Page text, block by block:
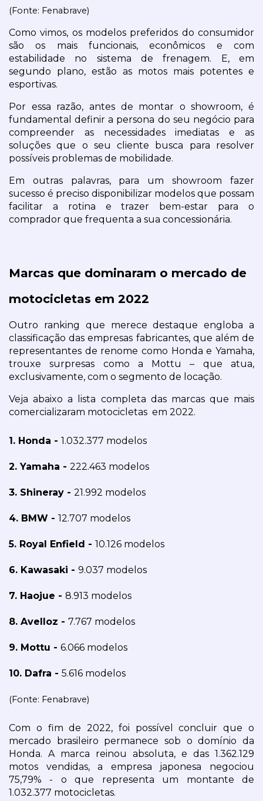
(Fonte: Fenabrave)
Como vimos, os modelos preferidos do consumidor
são os mais funcionais, econômicos e com
estabilidade no sistema de frenagem. E, em
segundo plano, estão as motos mais potentes e
esportivas.
Por essa razão, antes de montar o showroom, é
fundamental definir a persona do seu negócio para
compreender as necessidades imediatas e as
soluções que o seu cliente busca para resolver
possíveis problemas de mobilidade.
Em outras palavras, para um showroom fazer
sucesso é preciso disponibilizar modelos que possam
facilitar a rotina e trazer bem-estar para o
comprador que frequenta a sua concessionária.
Marcas que dominaram o mercado de
motocicletas em 2022
Outro ranking que merece destaque engloba a
classificação das empresas fabricantes, que além de
representantes de renome como Honda e Yamaha,
trouxe surpresas como a Mottu – que atua,
exclusivamente, com o segmento de locação.
Veja abaixo a lista completa das marcas que mais
comercializaram motocicletas  em 2022.
1. Honda - 1.032.377 modelos
2. Yamaha - 222.463 modelos
3. Shineray - 21.992 modelos
4. BMW - 12.707 modelos
5. Royal Enfield - 10.126 modelos
6. Kawasaki - 9.037 modelos
7. Haojue - 8.913 modelos
8. Avelloz - 7.767 modelos
9. Mottu - 6.066 modelos
10. Dafra - 5.616 modelos
(Fonte: Fenabrave)
Com o fim de 2022, foi possível concluir que o
mercado brasileiro permanece sob o domínio da
Honda. A marca reinou absoluta, e das 1.362.129
motos vendidas, a empresa japonesa negociou
75,79% - o que representa um montante de
1.032.377 motocicletas.